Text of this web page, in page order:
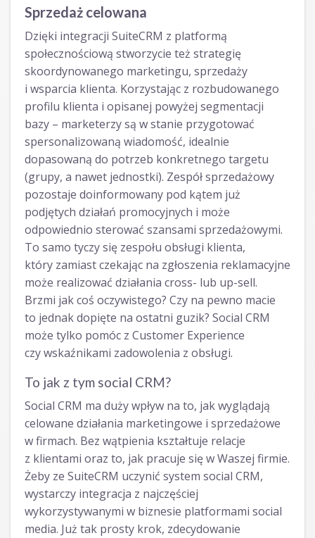
Sprzedaż celowana
Dzięki integracji SuiteCRM z platformą
społecznościową stworzycie też strategię
skoordynowanego marketingu, sprzedaży
i wsparcia klienta. Korzystając z rozbudowanego
profilu klienta i opisanej powyżej segmentacji
bazy – marketerzy są w stanie przygotować
spersonalizowaną wiadomość, idealnie
dopasowaną do potrzeb konkretnego targetu
(grupy, a nawet jednostki). Zespół sprzedażowy
pozostaje doinformowany pod kątem już
podjętych działań promocyjnych i może
odpowiednio sterować szansami sprzedażowymi.
To samo tyczy się zespołu obsługi klienta,
który zamiast czekając na zgłoszenia reklamacyjne
może realizować działania cross- lub up-sell.
Brzmi jak coś oczywistego? Czy na pewno macie
to jednak dopięte na ostatni guzik? Social CRM
może tylko pomóc z Customer Experience
czy wskaźnikami zadowolenia z obsługi.
To jak z tym social CRM?
Social CRM ma duży wpływ na to, jak wyglądają
celowane działania marketingowe i sprzedażowe
w firmach. Bez wątpienia kształtuje relacje
z klientami oraz to, jak pracuje się w Waszej firmie.
Żeby ze SuiteCRM uczynić system social CRM,
wystarczy integracja z najczęściej
wykorzystywanymi w biznesie platformami social
media. Już tak prosty krok, zdecydowanie